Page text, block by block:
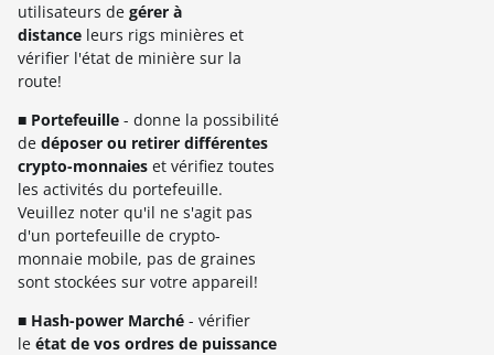
utilisateurs de gérer à
distance leurs rigs minières et
vérifier l'état de minière sur la
route!
■ Portefeuille - donne la possibilité
de déposer ou retirer différentes
crypto-monnaies et vérifiez toutes
les activités du portefeuille.
Veuillez noter qu'il ne s'agit pas
d'un portefeuille de crypto-
monnaie mobile, pas de graines
sont stockées sur votre appareil!
■ Hash-power Marché - vérifier
le état de vos ordres de puissance